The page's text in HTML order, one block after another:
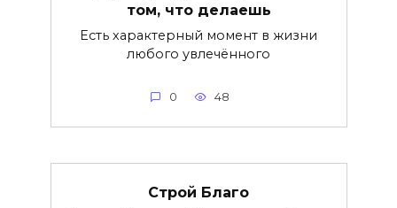
том, что делаешь
Есть характерный момент в жизни
любого увлечённого
0 48
Строй Благо